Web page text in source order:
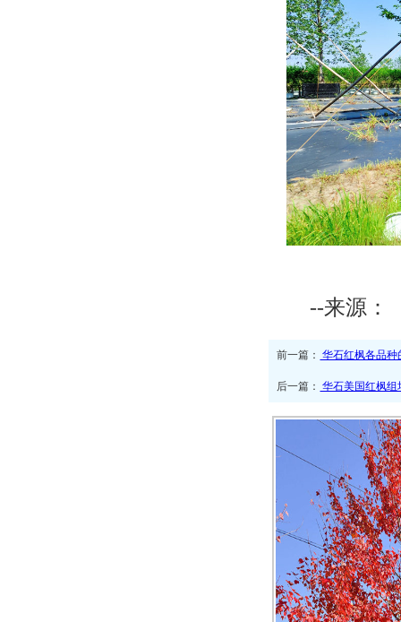
--来源：
前一篇： 华石红枫各品
后一篇： 华石美国红枫